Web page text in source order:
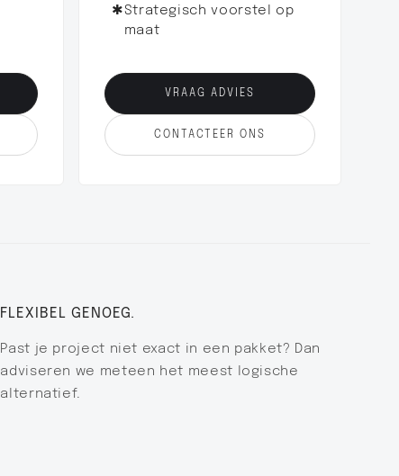
✱Strategisch voorstel op
maat
VRAAG ADVIES
CONTACTEER ONS
FLEXIBEL GENOEG.
Past je project niet exact in een pakket? Dan
adviseren we meteen het meest logische
alternatief.